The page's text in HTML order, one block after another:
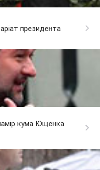
президента
кума Ющенка